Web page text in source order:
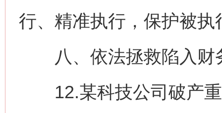
行、精准执行，保护被
八、依法拯救陷入财
12.某科技公司破产